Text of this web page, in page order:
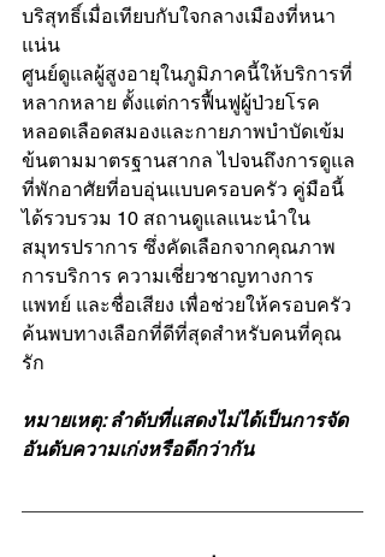
บริสุทธิ์เมื่อเทียบกับใจกลางเมืองที่หนา
แน่น
ศูนย์ดูแลผู้สูงอายุในภูมิภาคนี้ให้บริการที่
หลากหลาย ตั้งแต่การฟื้นฟูผู้ป่วยโรค
หลอดเลือดสมองและกายภาพบำบัดเข้ม
ข้นตามมาตรฐานสากล ไปจนถึงการดูแล
ที่พักอาศัยที่อบอุ่นแบบครอบครัว คู่มือนี้
ได้รวบรวม 10 สถานดูแลแนะนำใน
สมุทรปราการ ซึ่งคัดเลือกจากคุณภาพ
การบริการ ความเชี่ยวชาญทางการ
แพทย์ และชื่อเสียง เพื่อช่วยให้ครอบครัว
ค้นพบทางเลือกที่ดีที่สุดสำหรับคนที่คุณ
รัก
หมายเหตุ: ลำดับที่แสดงไม่ได้เป็นการจัด
อันดับความเก่งหรือดีกว่ากัน